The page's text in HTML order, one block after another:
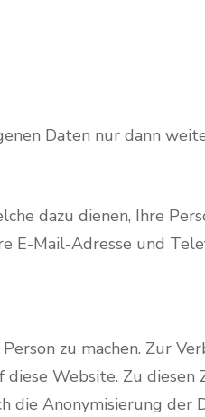
Daten nur dann
dazu dienen, Ihre
E-Mail-Adresse und
zu machen. Zur
Website. Zu diesen
Anonymisierung der